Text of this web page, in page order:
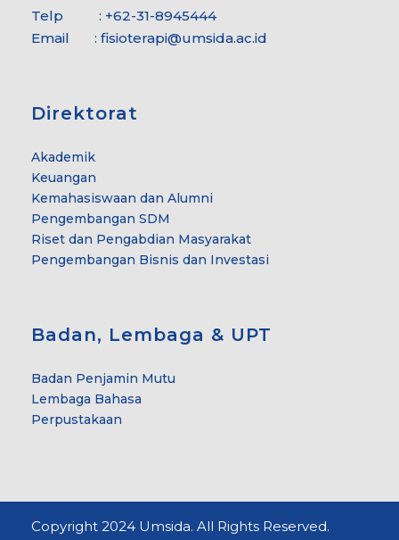
Telp : +62-31-8945444
Email : fisioterapi@umsida.ac.id
Direktorat
Akademik
Keuangan
Kemahasiswaan dan Alumni
Pengembangan SDM
Riset dan Pengabdian Masyarakat
Pengembangan Bisnis dan Investasi
Badan, Lembaga & UPT
Badan Penjamin Mutu
Lembaga Bahasa
Perpustakaan
Copyright 2024 Umsida. All Rights Reserved.